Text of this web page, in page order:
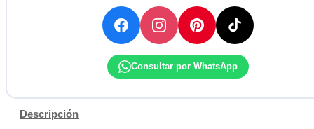
Consultar por WhatsApp
Descripción